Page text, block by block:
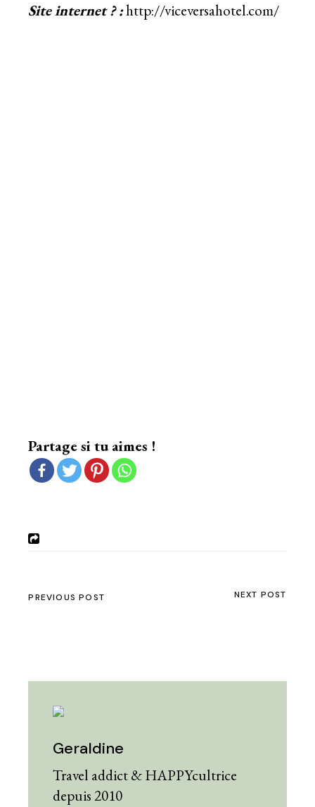
Site internet ? :http://viceversahotel.com/
Partage si tu aimes !
PREVIOUS POST NEXT POST
Geraldine
Travel addict & HAPPYcultrice
depuis 2010